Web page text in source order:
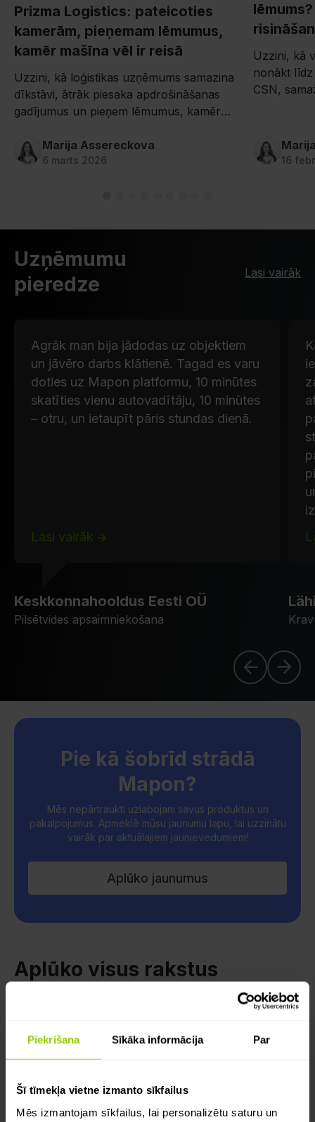
Piekrišana Sīkāka informācija Par
Šī tīmekļa vietne izmanto sīkfailus
Mēs izmantojam sīkfailus, lai personalizētu saturu un
Prizma Logistics: pateicoties
kamerām, pieņemam lēmumus,
kamēr mašīna vēl ir reisā
Uzzini, kā loģistikas uzņēmums samazina
dīkstāvi, ātrāk piesaka apdrošināšanas
gadījumus un pieņem lēmumus, kamēr
Mapon kamerām.
Marija Assereckova
6 marts 2026
Uzzini, kā
nonākt
CSN,
16
Uzņēmumu
pieredze
Lasi vairāk
Agrāk man bija jādodas uz objektiem
un jāvēro darbs klātienē. Tagad es varu
doties uz Mapon platformu, 10 minūtes
skatīties vienu autovadītāju, 10 minūtes
– otru, un ietaupīt pāris stundas dienā.
Lasi vairāk
Keskkonnahooldus Eesti OÜ
Pilsētvides apsaimniekošana
Pie kā šobrīd strādā
Mapon?
Mēs nepārtraukti uzlabojam savus produktus un
pakalpojumus. Apmeklē mūsu jaunumu lapu, lai uzzinātu
vairāk par aktuālajiem jaunievedumiem!
Aplūko jaunumus
Aplūko visus rakstus